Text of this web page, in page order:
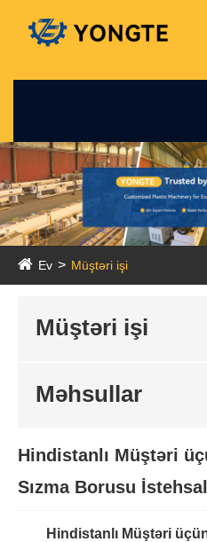
Ev Müştəri işi
Müştəri işi
Məhsullar
Hindistanlı Müştəri
Sızma Borusu
Hindistanlı Müştəri